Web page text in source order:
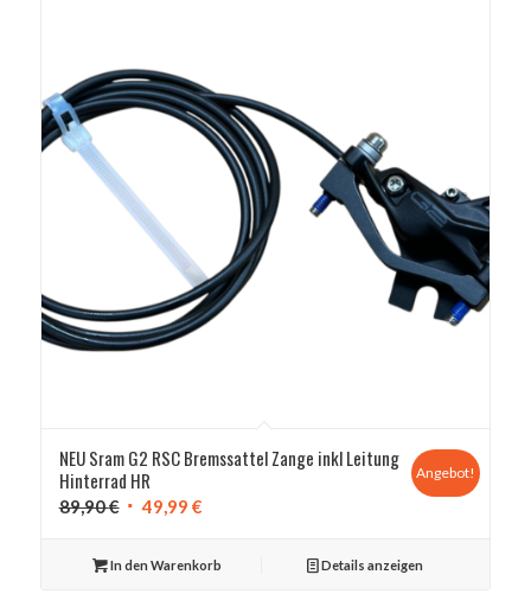
NEU Sram G2 RSC Bremssattel Zange inkl Leitung
Hinterrad HR
89,90€ Ursprünglicher
war:
49,99 €Aktueller
ist:
Angebot!
In den Warenkorb Details anzeigen